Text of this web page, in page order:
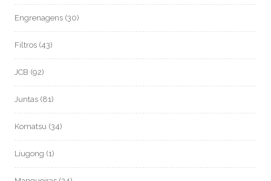
Engrenagens (30)
Filtros (43)
JCB (92)
Juntas (81)
Komatsu (34)
Liugong (1)